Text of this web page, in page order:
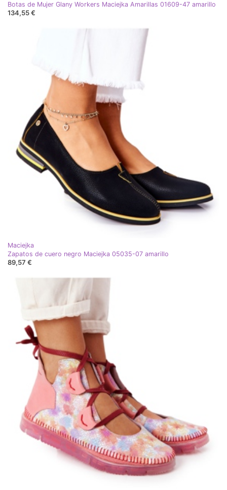
Botas de Mujer Glany Workers Maciejka Amarillas 01609-47 amarillo
134,55 €
Maciejka
Zapatos de cuero negro Maciejka 05035-07 amarillo
89,57 €